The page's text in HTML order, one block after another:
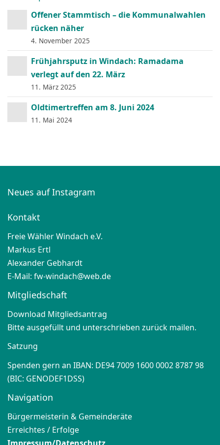
Offener Stammtisch – die Kommunalwahlen
rücken näher
4. November 2025
Frühjahrsputz in Windach: Ramadama
verlegt auf den 22. März
11. März 2025
Oldtimertreffen am 8. Juni 2024
11. Mai 2024
Neues auf Instagram
Kontakt
Freie Wähler Windach e.V.
Markus Ertl
Alexander Gebhardt
E-Mail: fw-windach@web.de
Mitgliedschaft
Download Mitgliedsantrag
Bitte ausgefüllt und unterschrieben zurück mailen.
Satzung
Spenden gern an IBAN: DE94 7009 1600 0002 8787 98
(BIC: GENODEF1DSS)
Navigation
Bürgermeisterin & Gemeinderäte
Erreichtes / Erfolge
Impressum/Datenschutz